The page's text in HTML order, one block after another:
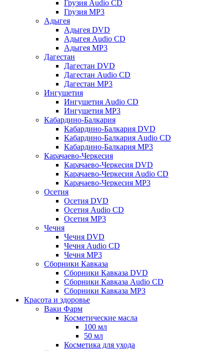
Грузия Audio CD
Грузия MP3
Адыгея
Адыгея DVD
Адыгея Audio CD
Адыгея MP3
Дагестан
Дагестан DVD
Дагестан Audio CD
Дагестан MP3
Ингушетия
Ингушетия Audio CD
Ингушетия MP3
Кабардино-Балкария
Кабардино-Балкария DVD
Кабардино-Балкария Audio CD
Кабардино-Балкария MP3
Карачаево-Черкесия
Карачаево-Черкесия DVD
Карачаево-Черкесия Audio CD
Карачаево-Черкесия MP3
Осетия
Осетия DVD
Осетия Audio CD
Осетия MP3
Чечня
Чечня DVD
Чечня Audio CD
Чечня MP3
Сборники Кавказа
Сборники Кавказа DVD
Сборники Кавказа Audio CD
Сборники Кавказа MP3
Красота и здоровье
Ваки Фарм
Косметические масла
100 мл
50 мл
Косметика для ухода